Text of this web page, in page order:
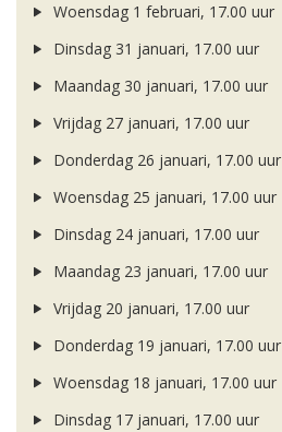
Woensdag 1 februari, 17.00 uur
Dinsdag 31 januari, 17.00 uur
Maandag 30 januari, 17.00 uur
Vrijdag 27 januari, 17.00 uur
Donderdag 26 januari, 17.00 uur
Woensdag 25 januari, 17.00 uur
Dinsdag 24 januari, 17.00 uur
Maandag 23 januari, 17.00 uur
Vrijdag 20 januari, 17.00 uur
Donderdag 19 januari, 17.00 uur
Woensdag 18 januari, 17.00 uur
Dinsdag 17 januari, 17.00 uur